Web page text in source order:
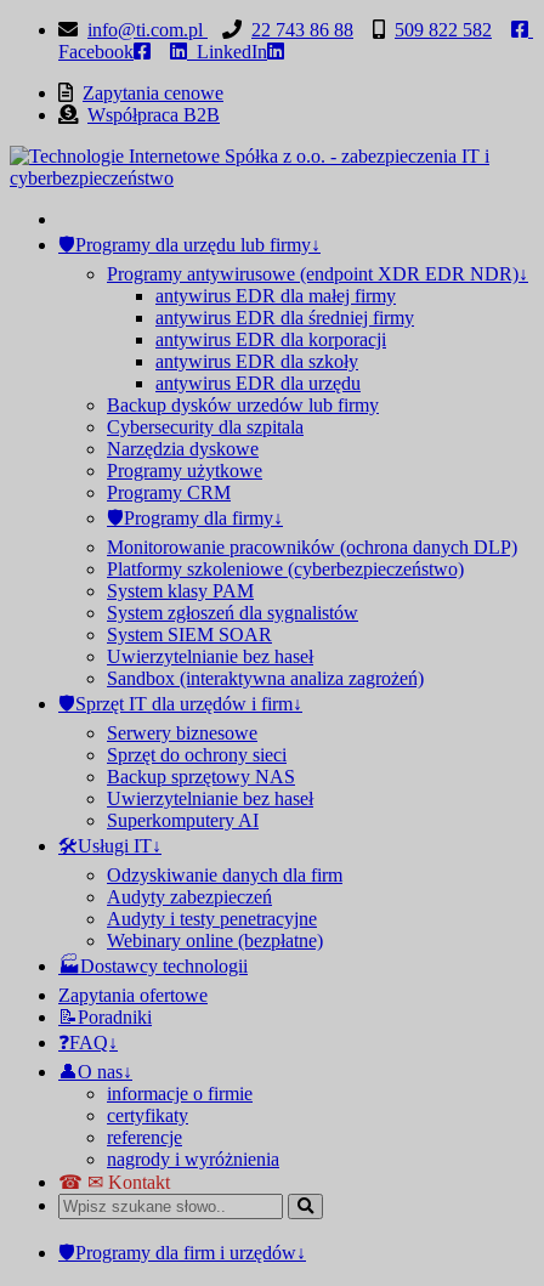
info@ti.com.pl 22 743 86 88
509 822 582
Facebook
LinkedIn
Zapytania cenowe
Współpraca B2B
🛡Programy dla urzędu lub firmy↓
Programy antywirusowe (endpoint XDR EDR NDR)↓
antywirus EDR dla małej firmy
antywirus EDR dla średniej firmy
antywirus EDR dla korporacji
antywirus EDR dla szkoły
antywirus EDR dla urzędu
Backup dysków urzedów lub firmy
Cybersecurity dla szpitala
Narzędzia dyskowe
Programy użytkowe
Programy CRM
🛡Programy dla firmy↓
Monitorowanie pracowników (ochrona danych DLP)
Platformy szkoleniowe (cyberbezpieczeństwo)
System klasy PAM
System zgłoszeń dla sygnalistów
System SIEM SOAR
Uwierzytelnianie bez haseł
Sandbox (interaktywna analiza zagrożeń)
🛡Sprzęt IT dla urzędów i firm↓
Serwery biznesowe
Sprzęt do ochrony sieci
Backup sprzętowy NAS
Uwierzytelnianie bez haseł
Superkomputery AI
🛠️Usługi IT↓
Odzyskiwanie danych dla firm
Audyty zabezpieczeń
Audyty i testy penetracyjne
Webinary online (bezpłatne)
🏭Dostawcy technologii
Zapytania ofertowe
📝Poradniki
❓FAQ↓
👤O nas↓
informacje o firmie
certyfikaty
referencje
nagrody i wyróżnienia
☎ ✉ Kontakt
🛡Programy dla firm i urzędów↓